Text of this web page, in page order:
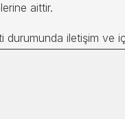
aittir.
iletişim ve